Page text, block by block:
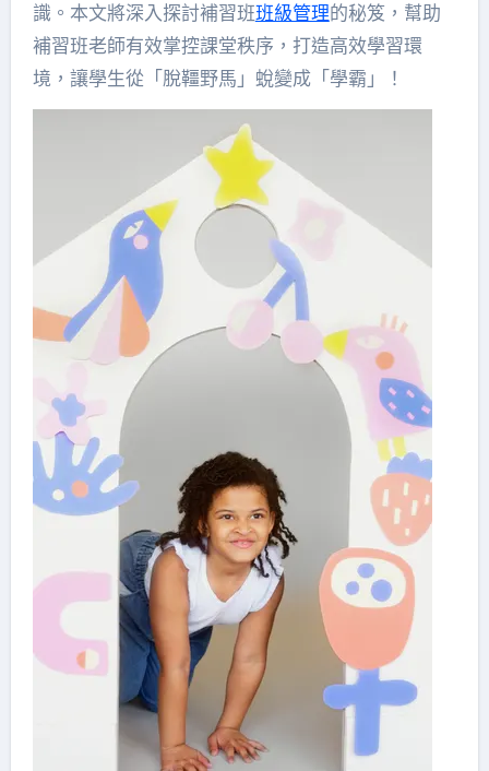
識。本文將深入探討補習班班級管理的秘笈，幫助
補習班老師有效掌控課堂秩序，打造高效學習環
境，讓學生從「脫韁野馬」蛻變成「學霸」！